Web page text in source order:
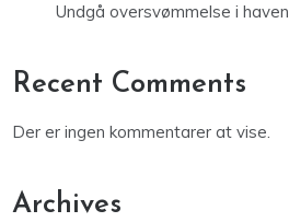
Undgå oversvømmelse i haven
Recent Comments
Der er ingen kommentarer at vise.
Archives